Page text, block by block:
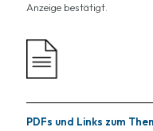
Anzeige bestätigt.
PDFs und Links zum